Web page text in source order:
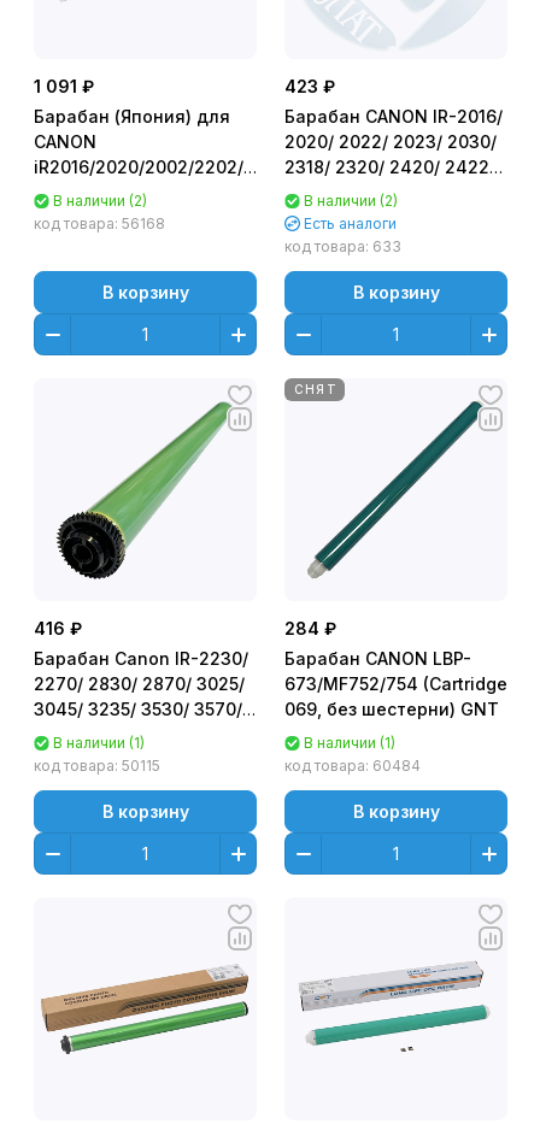
1 091 ₽
Барабан (Япония) для
CANON
iR2016/2020/2002/2202/2018/2022/2025/2030
(CET), 45000 стр.,
CET101059
В наличии (2)
код товара: 56168
В корзину
423 ₽
Барабан CANON IR-2016/
2020/ 2022/ 2023/ 2030/
2318/ 2320/ 2420/ 2422
(Лайт/Mitsubishi)
В наличии (2)
Есть аналоги
код товара: 633
В корзину
416 ₽
Барабан Canon IR-2230/
2270/ 2830/ 2870/ 3025/
3045/ 3235/ 3530/ 3570/
4570 GG
В наличии (1)
код товара: 50115
В корзину
СНЯТ
284 ₽
Барабан CANON LBP-
673/MF752/754 (Cartridge
069, без шестерни) GNT
В наличии (1)
код товара: 60484
В корзину